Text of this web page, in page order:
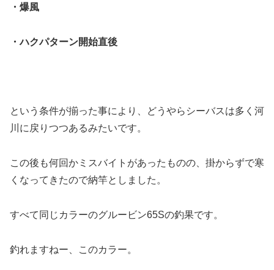
・爆風
・ハクパターン開始直後
という条件が揃った事により、どうやらシーバスは多く河
川に戻りつつあるみたいです。
この後も何回かミスバイトがあったものの、掛からずで寒
くなってきたので納竿としました。
すべて同じカラーのグルービン65Sの釣果です。
釣れますねー、このカラー。